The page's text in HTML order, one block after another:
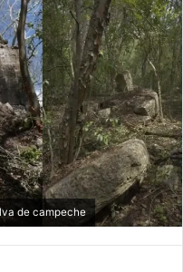
de campeche